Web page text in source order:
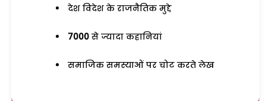
देश विदेश के राजनैतिक मुद्दे
7000 से ज्यादा कहानियां
समाजिक समस्याओं पर चोट करते लेख